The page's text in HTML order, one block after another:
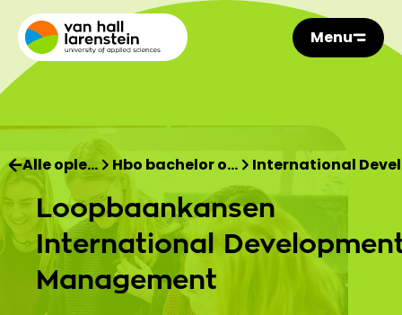
Menu
Alle ople… Hbo bachelor o… International
Loopbaankansen
International
Management